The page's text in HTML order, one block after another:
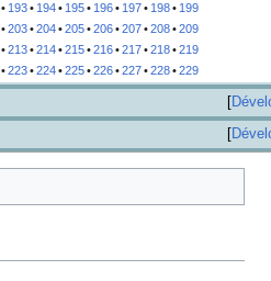
• 193• 194• 195• 196• 197• 198• 199
•203•204•205•206•207•208•209
•213•214•215•216•217•218•219
•223•224•225•226•227•228•229